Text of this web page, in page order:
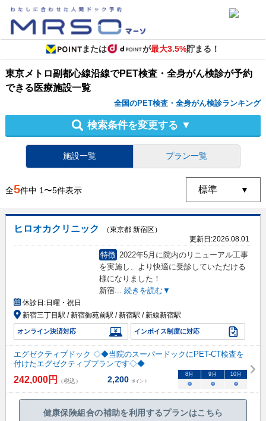
または が最大3.5%貯まる！
東京メトロ副都心線沿線でPET検査・全身がん検診が予約
できる医療施設一覧
全国のPET検査・全身がん検診ランキング
検索条件を変更する ▼
施設一覧 プラン一覧
全5件中 1〜5件表示
ヒロオカクリニック
（東京都 新宿区）
更新日:2026.08.01
特徴 2022年5月に院内のリニューアル工事
を実施し、より快適に受診していただける
様になりました！
新宿... 続きを読む▼
休診日:日曜・祝日
新宿三丁目駅 / 新宿御苑前駅 / 新宿駅 / 新線新宿駅
オンライン決済対応 インボイス制度に対応
エグゼクティブドック ◇◆当院のスーパードックにPET-CT検査を
付けたエグゼクティブプランです◇◆
242,000円 （税込） 2,200 ポイント
8月 9月 10月
○ ○ ○
健康保険組合の補助を利用するプランはこちら